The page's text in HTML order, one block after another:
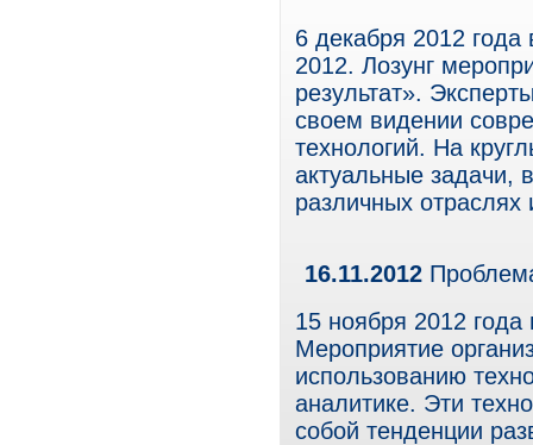
6 декабря 2012
2012. Лозунг
результат».
своем видении
технологий. На
актуальные задачи,
различных
16.11.2012
15 ноября 2012
Мероприятие
использованию
аналитике. Эти
собой тенденции